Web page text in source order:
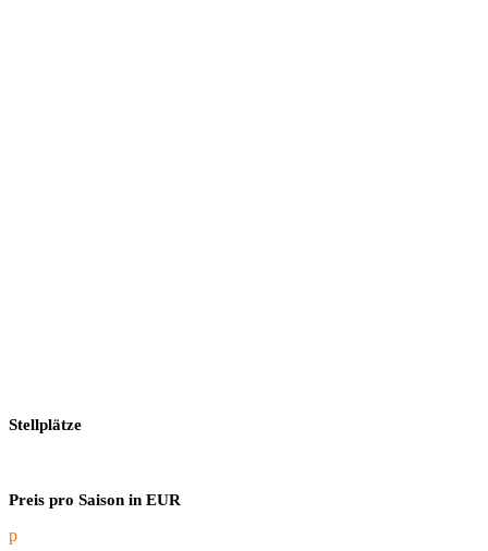
Stellplätze
Preis pro Saison in EUR
p